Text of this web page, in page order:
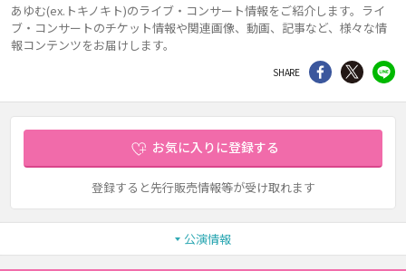
あゆむ(ex.トキノキト)のライブ・コンサート情報をご紹介します。ライ
ブ・コンサートのチケット情報や関連画像、動画、記事など、様々な情
報コンテンツをお届けします。
SHARE シェア Twitter
お気に入りに登録する
登録すると先行販売情報等が受け取れます
公演情報